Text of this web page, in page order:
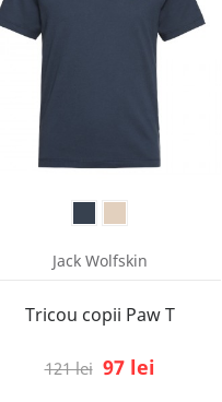
Jack Wolfskin
Tricou copii Paw T
121 lei 97 lei